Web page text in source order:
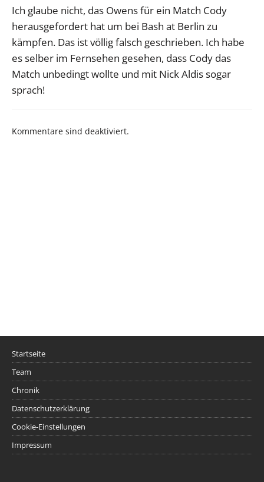
Ich glaube nicht, das Owens für ein Match Cody
herausgefordert hat um bei Bash at Berlin zu
kämpfen. Das ist völlig falsch geschrieben. Ich habe
es selber im Fernsehen gesehen, dass Cody das
Match unbedingt wollte und mit Nick Aldis sogar
sprach!
Kommentare sind deaktiviert.
Startseite
Team
Chronik
Datenschutzerklärung
Cookie-Einstellungen
Impressum